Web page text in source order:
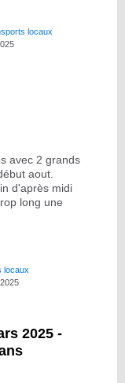
locaux
avec 2 grands
aout.
d'après midi
long une
locaux
2025 -